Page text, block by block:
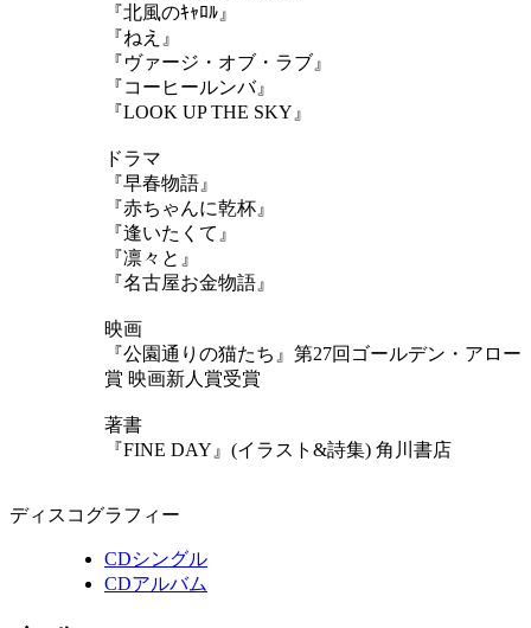
『北風のｷｬﾛﾙ』
『ねえ』
『ヴァージ・オブ・ラブ』
『コーヒールンバ』
『LOOK UP THE SKY』
ドラマ
『早春物語』
『赤ちゃんに乾杯』
『逢いたくて』
『凛々と』
『名古屋お金物語』
映画
『公園通りの猫たち』第27回ゴールデン・アロー
賞 映画新人賞受賞
著書
『FINE DAY』(イラスト&詩集) 角川書店
ディスコグラフィー
CDシングル
CDアルバム